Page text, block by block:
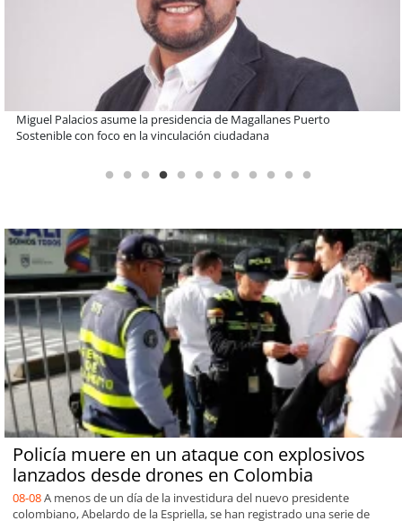
Estudiantes de la UCN desarrollan tecnología para modernizar la
operación de Ultraport Coquimbo
Policía muere en un ataque con explosivos
lanzados desde drones en Colombia
08-08A menos de un día de la investidura del nuevo presidente
colombiano, Abelardo de la Espriella, se han registrado una serie de